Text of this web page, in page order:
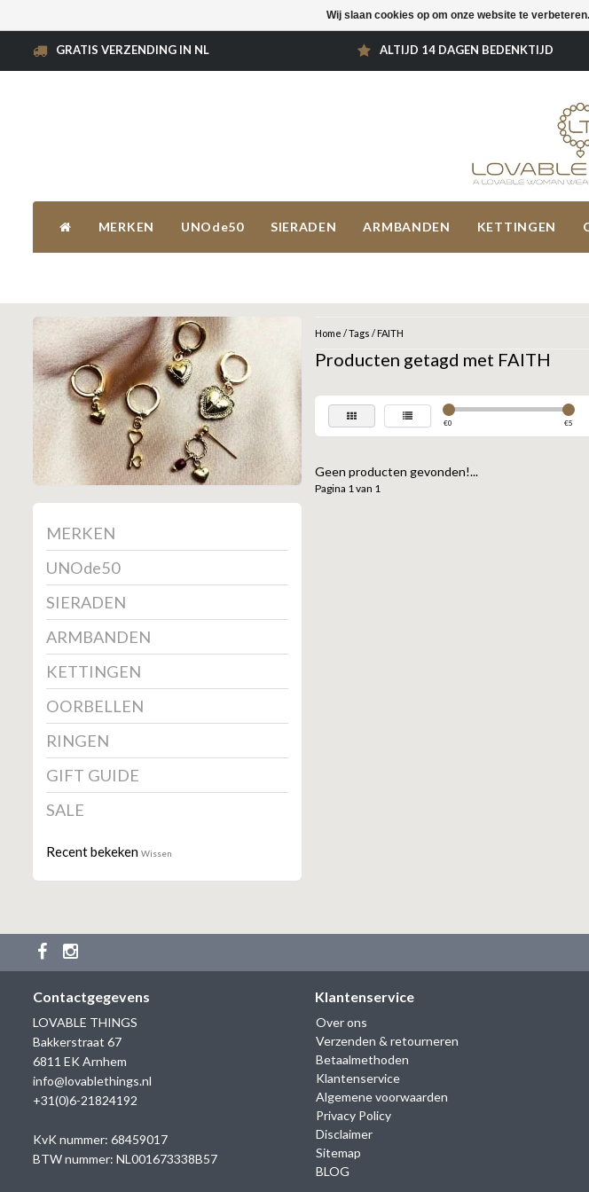
GRATIS VERZENDING IN NL ALTIJD 14 DAGEN BEDENKTIJD
MERKEN UNOde50 SIERADEN ARMBANDEN KETTINGEN
MERKEN
UNOde50
SIERADEN
ARMBANDEN
KETTINGEN
OORBELLEN
RINGEN
GIFT GUIDE
SALE
Recent bekeken Wissen
Home /Tags / FAITH
Producten getagd met FAITH
€0 €5
Geen producten gevonden!...
Pagina 1 van 1
Contactgegevens
LOVABLE THINGS
Bakkerstraat 67
6811 EK Arnhem
info@lovablethings.nl
+31(0)6-21824192
KvK nummer: 68459017
BTW nummer: NL001673338B57
Klantenservice
Over ons
Verzenden & retourneren
Betaalmethoden
Klantenservice
Algemene voorwaarden
Privacy Policy
Disclaimer
Sitemap
BLOG
Wij slaan cookies op om onze website te